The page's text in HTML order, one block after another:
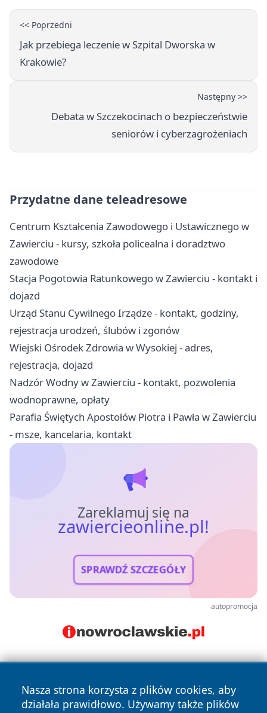
<< Poprzedni
Jak przebiega leczenie w Szpital Dworska w
Krakowie?
Następny >>
Debata w Szczekocinach o bezpieczeństwie
seniorów i cyberzagrożeniach
Przydatne dane teleadresowe
Centrum Kształcenia Zawodowego i Ustawicznego w
Zawierciu - kursy, szkoła policealna i doradztwo
zawodowe
Stacja Pogotowia Ratunkowego w Zawierciu - kontakt i
dojazd
Urząd Stanu Cywilnego Irządze - kontakt, godziny,
rejestracja urodzeń, ślubów i zgonów
Wiejski Ośrodek Zdrowia w Wysokiej - adres,
rejestracja, dojazd
Nadzór Wodny w Zawierciu - kontakt, pozwolenia
wodnoprawne, opłaty
Parafia Świętych Apostołów Piotra i Pawła w Zawierciu
- msze, kancelaria, kontakt
Zareklamuj się na
zawiercieonline.pl!
SPRAWDŹ SZCZEGÓŁY
autopromocja
Nasza strona korzysta z plików cookies, aby
działała prawidłowo. Używamy także plików